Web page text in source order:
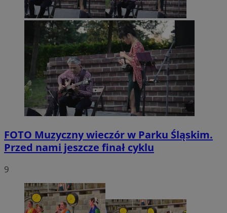
FOTO Muzyczny wieczór w Parku Śląskim.
Przed nami jeszcze finał cyklu
9